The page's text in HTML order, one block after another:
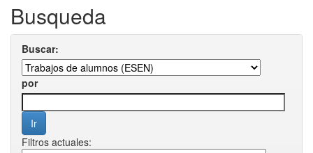
Busqueda
Buscar:
por
Filtros actuales: